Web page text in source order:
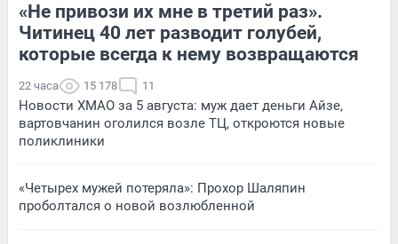
«Не привози их мне в третий раз».
Читинец 40 лет разводит голубей,
которые всегда к нему возвращаются
22 часа 15 178 11
Новости ХМАО за 5 августа: муж дает деньги Айзе,
вартовчанин оголился возле ТЦ, откроются новые
поликлиники
«Четырех мужей потеряла»: Прохор Шаляпин
проболтался о новой возлюбленной